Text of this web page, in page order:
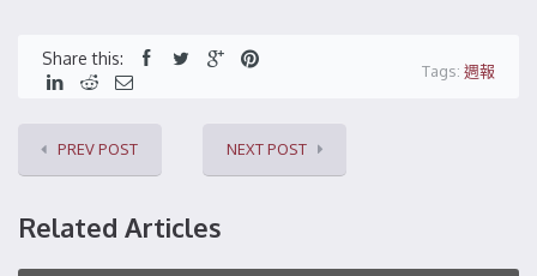
Share this:
Tags: 週報
PREV POST NEXT POST
Related Articles